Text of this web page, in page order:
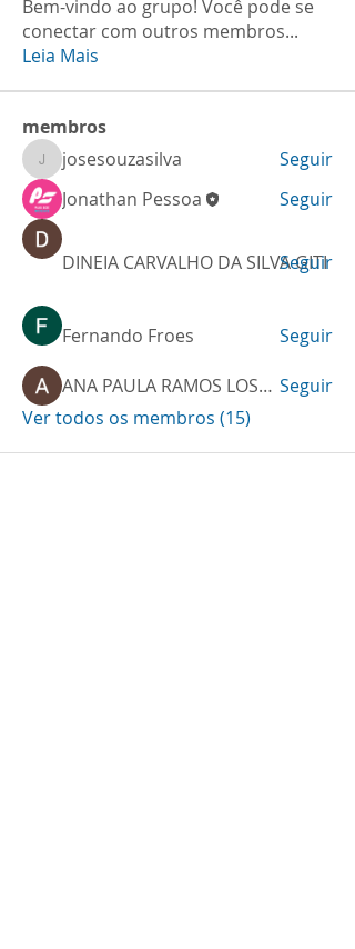
Bem-vindo ao grupo! Você pode se
conectar com outros membros...
Leia Mais
membros
josesouzasilva
josesouzasilva
Seguir
Jonathan Pessoa
Seguir
DINEIA CARVALHO DA SILVA GITI
Seguir
Fernando Froes Seguir
ANA PAULA RAMOS LOSNAK Seguir
Ver todos os membros (15)